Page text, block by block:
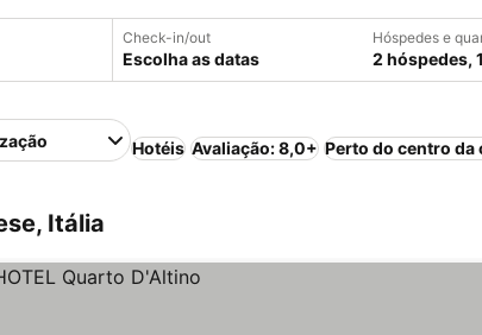
Check-in/out
Escolha as datas
Hóspedes e
2 hóspedes,
Hotéis Avaliação: 8,0+ Perto do centro da
Itália